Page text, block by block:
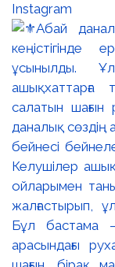
Instagram